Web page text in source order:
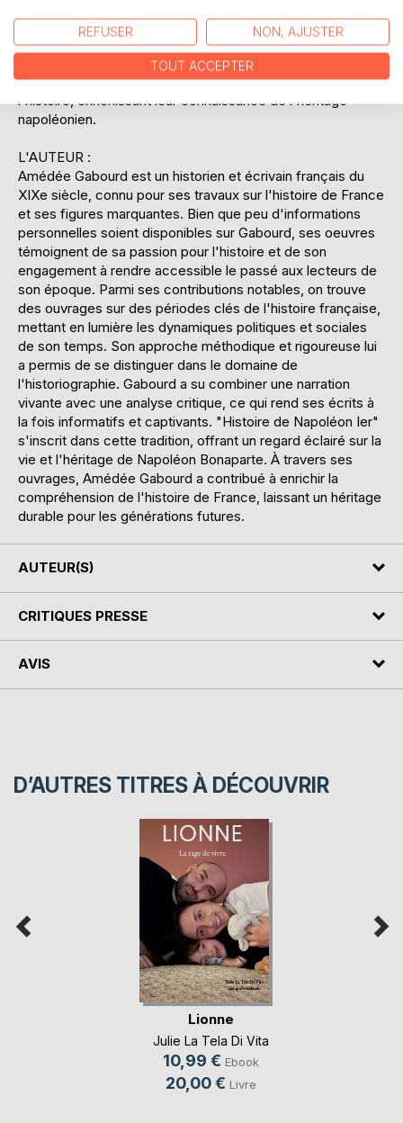
lecteurs une compréhension profonde des motivations et
des défis auxquels Napoléon a été confronté. À travers
une narration vivante et bien documentée, Gabourd invite
les lecteurs à revisiter cette période tumultueuse de
l'histoire, enrichissant leur connaissance de l'héritage
napoléonien.
L'AUTEUR :
Amédée Gabourd est un historien et écrivain français du
XIXe siècle, connu pour ses travaux sur l'histoire de France
et ses figures marquantes. Bien que peu d'informations
personnelles soient disponibles sur Gabourd, ses oeuvres
témoignent de sa passion pour l'histoire et de son
engagement à rendre accessible le passé aux lecteurs de
son époque. Parmi ses contributions notables, on trouve
des ouvrages sur des périodes clés de l'histoire française,
mettant en lumière les dynamiques politiques et sociales
de son temps. Son approche méthodique et rigoureuse lui
a permis de se distinguer dans le domaine de
l'historiographie. Gabourd a su combiner une narration
vivante avec une analyse critique, ce qui rend ses écrits à
la fois informatifs et captivants. "Histoire de Napoléon Ier"
s'inscrit dans cette tradition, offrant un regard éclairé sur la
vie et l'héritage de Napoléon Bonaparte. À travers ses
ouvrages, Amédée Gabourd a contribué à enrichir la
compréhension de l'histoire de France, laissant un héritage
durable pour les générations futures.
AUTEUR(S)
CRITIQUES PRESSE
AVIS
D’AUTRES TITRES À DÉCOUVRIR
Lionne
Julie La Tela Di Vita
10,99 € Ebook
20,00 € Livre
REFUSER NON, AJUSTER
TOUT ACCEPTER